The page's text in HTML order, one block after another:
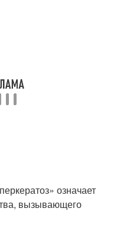
означает
вызывающего